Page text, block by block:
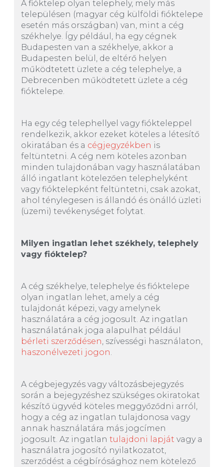
A fióktelep olyan telephely, mely más
településen (magyar cég külföldi fióktelepe
esetén más országban) van, mint a cég
székhelye. Így például, ha egy cégnek
Budapesten van a székhelye, akkor a
Budapesten belül, de eltérő helyen
működtetett üzlete a cég telephelye, a
Debrecenben működtetett üzlete a cég
fióktelepe.
Ha egy cég telephellyel vagy fiókteleppel
rendelkezik, akkor ezeket köteles a létesítő
okiratában és a cégjegyzékben is
feltüntetni. A cég nem köteles azonban
minden tulajdonában vagy használatában
álló ingatlant kötelezően telephelyként
vagy fióktelepként feltüntetni, csak azokat,
ahol ténylegesen is állandó és önálló üzleti
(üzemi) tevékenységet folytat.
Milyen ingatlan lehet székhely, telephely
vagy fióktelep?
A cég székhelye, telephelye és fióktelepe
olyan ingatlan lehet, amely a cég
tulajdonát képezi, vagy amelynek
használatára a cég jogosult. Az ingatlan
használatának joga alapulhat például
bérleti szerződésen, szívességi használaton,
haszonélvezeti jogon.
A cégbejegyzés vagy változásbejegyzés
során a bejegyzéshez szükséges okiratokat
készítő ügyvéd köteles meggyőződni arról,
hogy a cég az ingatlan tulajdonosa vagy
annak használatára más jogcímen
jogosult. Az ingatlan tulajdoni lapját vagy a
használatra jogosító nyilatkozatot,
szerződést a cégbírósághoz nem kötelező